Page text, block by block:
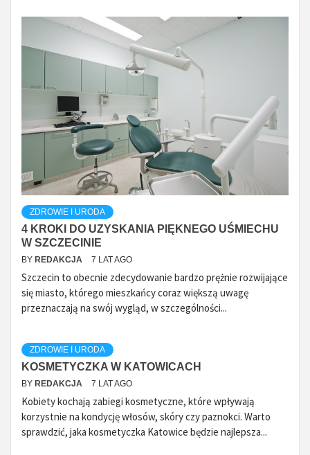
ZDROWIE I URODA
4 KROKI DO UZYSKANIA PIĘKNEGO UŚMIECHU
W SZCZECINIE
BY REDAKCJA 7 LAT AGO
Szczecin to obecnie zdecydowanie bardzo prężnie rozwijające
się miasto, którego mieszkańcy coraz większą uwagę
przeznaczają na swój wygląd, w szczególności...
ZDROWIE I URODA
KOSMETYCZKA W KATOWICACH
BY REDAKCJA 7 LAT AGO
Kobiety kochają zabiegi kosmetyczne, które wpływają
korzystnie na kondycję włosów, skóry czy paznokci. Warto
sprawdzić, jaka kosmetyczka Katowice będzie najlepsza...